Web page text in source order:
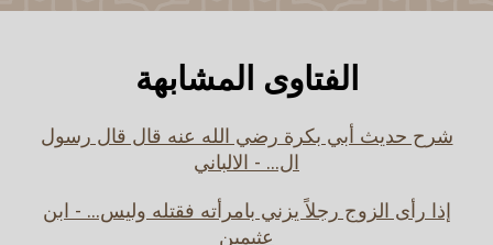
الفتاوى المشابهة
شرح حديث أبي بكرة رضي الله عنه قال قال رسول
ال... - الالباني
إذا رأى الزوج رجلاً يزني بامرأته فقتله وليس... - ابن
عثيمين